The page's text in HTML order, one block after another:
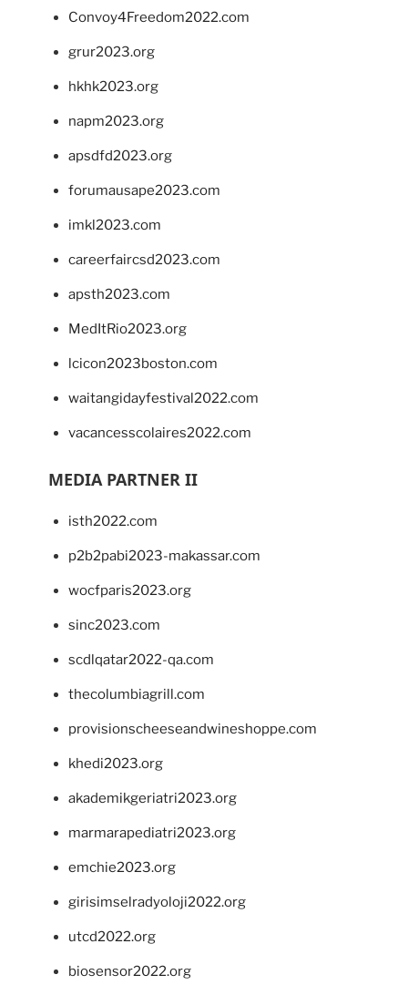
Convoy4Freedom2022.com
grur2023.org
hkhk2023.org
napm2023.org
apsdfd2023.org
forumausape2023.com
imkl2023.com
careerfaircsd2023.com
apsth2023.com
MedItRio2023.org
lcicon2023boston.com
waitangidayfestival2022.com
vacancesscolaires2022.com
MEDIA PARTNER II
isth2022.com
p2b2pabi2023-makassar.com
wocfparis2023.org
sinc2023.com
scdlqatar2022-qa.com
thecolumbiagrill.com
provisionscheeseandwineshoppe.com
khedi2023.org
akademikgeriatri2023.org
marmarapediatri2023.org
emchie2023.org
girisimselradyoloji2022.org
utcd2022.org
biosensor2022.org